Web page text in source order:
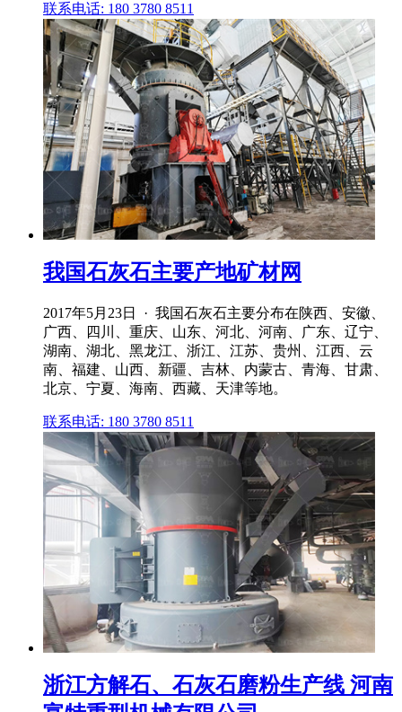
联系电话: 180 3780 8511
我国石灰石主要产地矿材网
2017年5月23日 · 我国石灰石主要分布在陕西、安徽、
广西、四川、重庆、山东、河北、河南、广东、辽宁、
湖南、湖北、黑龙江、浙江、江苏、贵州、江西、云
南、福建、山西、新疆、吉林、内蒙古、青海、甘肃、
北京、宁夏、海南、西藏、天津等地。
联系电话: 180 3780 8511
浙江方解石、石灰石磨粉生产线 河南